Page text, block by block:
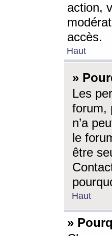
action,
accès.
Haut
»
Les
forum,
n’a
le
être
Haut
»